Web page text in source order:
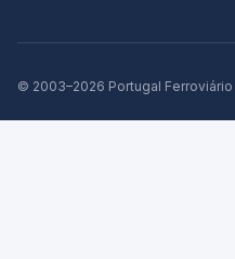
© 2003–2026 Portugal Ferroviário